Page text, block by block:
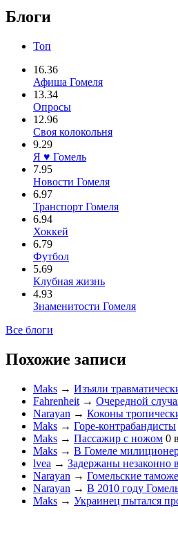
Блоги
Топ
16.36
Афиша Гомеля
13.34
Опросы
12.96
Своя колокольня
9.29
Я ♥ Гомель
7.95
Новости Гомеля
6.97
Транспорт Гомеля
6.94
Хоккей
6.79
Футбол
5.69
Клубная жизнь
4.93
Знаменитости Гомеля
Все блоги
Похожие записи
Maks → Изъяли
Fahrenheit → Очередной
Narayan → Коконы
Maks → Горе-контрабандисты
Maks → Пассажир с ножом 0 в
Maks → В Гомеле
lvea → Задержаны незаконно
Narayan → Гомельские
Narayan → В 2010 году
Maks → Украинец пытался